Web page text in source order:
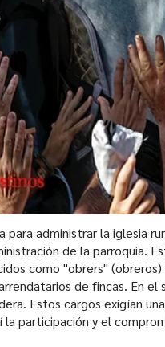
para administrar la iglesia
de la parroquia.
como "obrers"
de fincas. En
Estos cargos exigían
la participación y el